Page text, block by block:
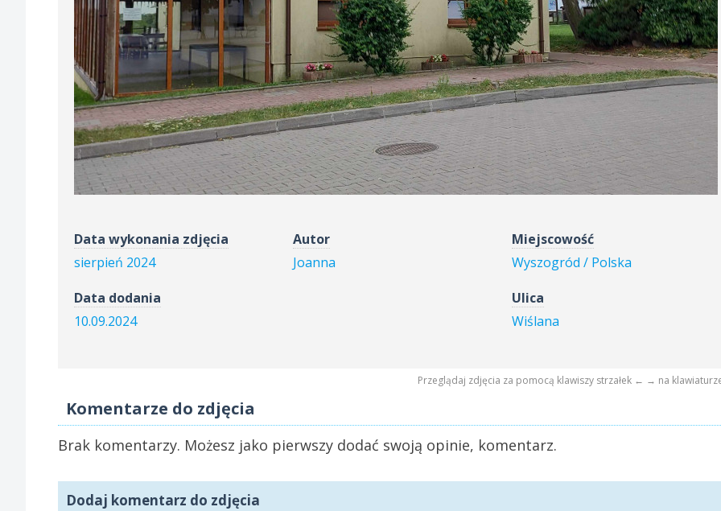
Data wykonania zdjęcia
sierpień 2024
Autor
Joanna
Miejscowość
Wyszogród / Polska
Data dodania
10.09.2024
Ulica
Wiślana
Przeglądaj zdjęcia za pomocą klawiszy strzałek ← → na
Komentarze do zdjęcia
Brak komentarzy. Możesz jako pierwszy dodać swoją opinie, komentarz.
Dodaj komentarz do zdjęcia